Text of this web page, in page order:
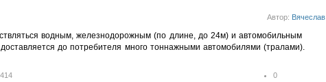
Автор: Вячеслав
водным, железнодорожным (по длине, до 24м) и автомобильным
до потребителя много тоннажными автомобилями (тралами).
0